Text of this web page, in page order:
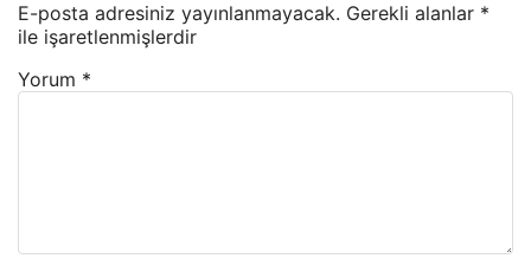
E-posta adresiniz yayınlanmayacak. Gerekli alanlar *
ile işaretlenmişlerdir
Yorum *